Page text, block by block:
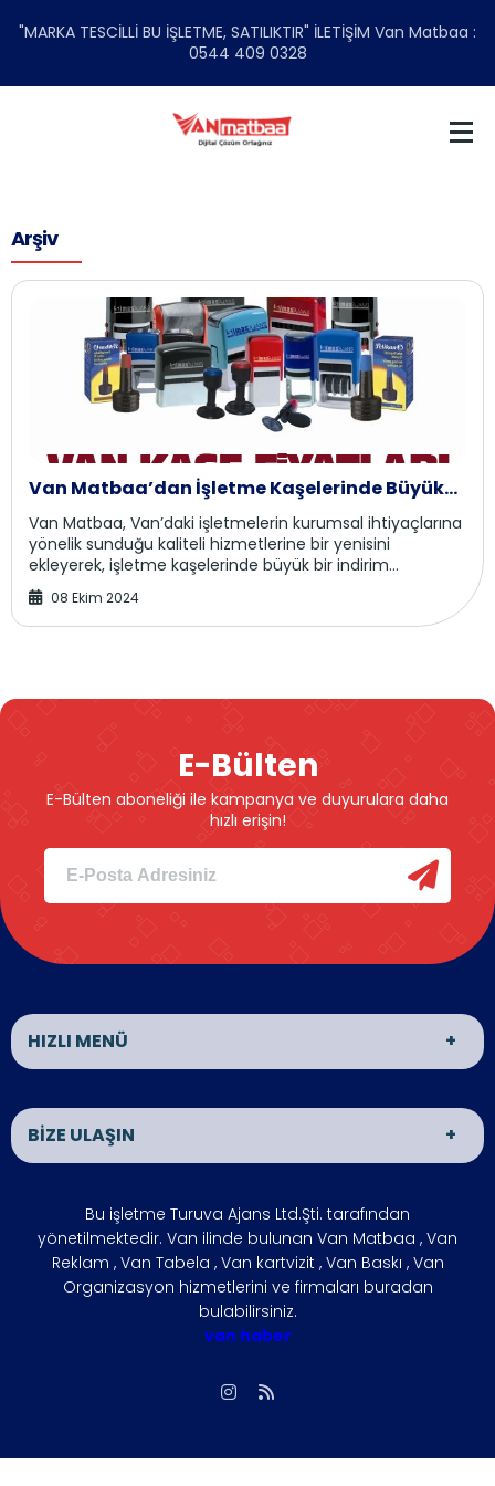
"MARKA TESCİLLİ BU İŞLETME, SATILIKTIR" İLETİŞİM Van Matbaa :
0544 409 0328
Arşiv
Van Matbaa’dan İşletme Kaşelerinde Büyük
İndirim Fırsatı!
Van Matbaa, Van’daki işletmelerin kurumsal ihtiyaçlarına
yönelik sunduğu kaliteli hizmetlerine bir yenisini
ekleyerek, işletme kaşelerinde büyük bir indirim
kampanyası başlattı. Bölgede uzun yıllardır...
08 Ekim 2024
E-Bülten
E-Bülten aboneliği ile kampanya ve duyurulara daha
hızlı erişin!
HIZLI MENÜ
Van Matbaa
Van Reklam
Van Organizasyon
İLETİŞİM
HAKKIMIZDA
VAN HABER
İŞLETMENİZİ
BÜYÜTÜN
ÇÖZÜM
ORTAKLARIMIZ
FOTO GALERİ
SIKÇA
BİZE ULAŞIN
ADRES
VAN
ÇALIŞMA SAATLERİ
Hafta içi : 09:00 - 18:00
Bu işletme Turuva Ajans Ltd.Şti. tarafından
yönetilmektedir. Van ilinde bulunan Van Matbaa , Van
Reklam , Van Tabela , Van kartvizit , Van Baskı , Van
Organizasyon hizmetlerini ve firmaları buradan
bulabilirsiniz.
van haber